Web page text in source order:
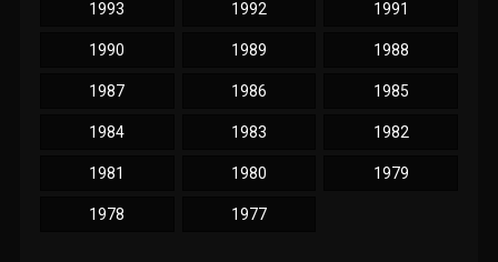
1993 1992 1991
1990 1989 1988
1987 1986 1985
1984 1983 1982
1981 1980 1979
1978 1977